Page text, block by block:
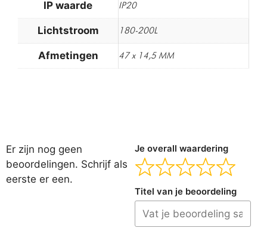
IP waarde IP20
Lichtstroom 180-200L
Afmetingen 47 x 14,5 MM
Er zijn nog geen
beoordelingen. Schrijf als
eerste er een.
Je overall waardering
Titel van je beoordeling